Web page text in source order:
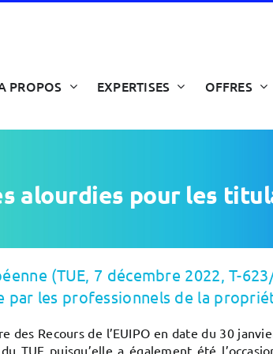
PROPOS EXPERTISES OFFRES
alourdies pour les
(TUE, 7 décembre 2022, T-
par les professionnels de la
des Recours de l’EUIPO en date du 30
TUE puisqu’elle a également été